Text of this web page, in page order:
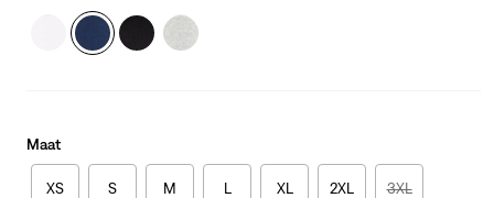
Maat
XS S M L XL 2XL 3XL